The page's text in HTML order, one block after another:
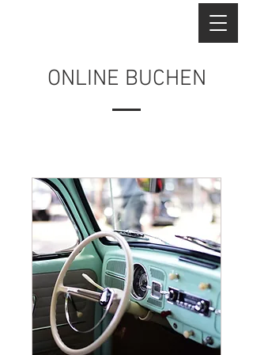
ONLINE BUCHEN